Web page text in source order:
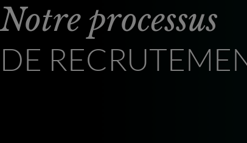
Notre processus
DE